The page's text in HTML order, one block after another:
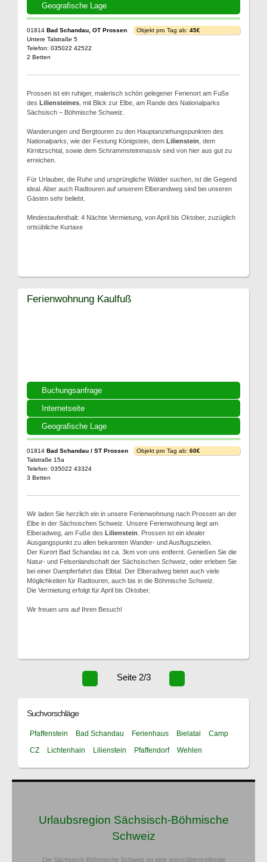
Geografische Lage
01814 Bad Schandau, OT Prossen
Untere Talstraße 5
Telefon: 035022 42522
2 Betten
Objekt pro Tag ab: 45€
Prossen ist ein ruhiger, malerisch schön gelegener Ferienort am Fuße
des Liliensteines , mit Blick zur Elbe, am Rande des Nationalparks
Sächsisch – Böhmische Schweiz.
Wanderungen und Bergtouren zu den Hauptanziehungspunkten des
Nationalparks, wie der Festung Königstein, dem Lilienstein , dem
Kirnitzschtal, sowie dem Schrammsteinmassiv sind von hier aus gut zu
erreichen.
Für Urlauber, die Ruhe und ursprüngliche Wälder suchen, ist die Gegend
ideal. Aber auch Radtouren auf unserem Elberandweg sind bei unseren
Gästen sehr beliebt.
Mindestaufenthalt: 4 Nächte Vermietung, von April bis Oktober, zuzüglich
ortsübliche Kurtaxe
Buchungsanfrage
Internetseite
Geografische Lage
Ferienwohnung Kaulfuß
01814 Bad Schandau / ST Prossen
Talstraße 15a
Telefon: 035022 43324
3 Betten
Objekt pro Tag ab: 60€
Wir laden Sie herzlich ein in unsere Ferienwohnung nach Prossen an der
Elbe in der Sächsischen Schweiz. Unsere Ferienwohnung liegt am
Elberadweg, am Fuße des Lilienstein . Prossen ist ein idealer
Ausgangspunkt zu allen bekannten Wander- und Ausflugszielen.
Der Kurort Bad Schandau ist ca. 3km von uns entfernt. Genießen Sie die
Natur- und Felsenlandschaft der Sächsischen Schweiz, oder erleben Sie
bei einer Dampferfahrt das Elbtal. Der Elberadweg bietet auch viele
Möglichkeiten für Radtouren, auch bis in die Böhmische Schweiz.
Die Vermietung erfolgt für April bis Oktober.
Wir freuen uns auf Ihren Besuch!
Seite 2/3
Suchvorschläge
Pfaffenstein Bad Schandau Ferienhaus Bielatal
Camp
CZ
Lichtenhain Lilienstein Pfaffendorf Wehlen
Urlaubsregion Sächsisch-Böhmische
Schweiz
Die Sächsisch-Böhmische Schweiz ist eine grenzübergreifende